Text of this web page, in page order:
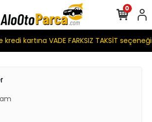
kartına VADE FARKSIZ TAKSİT
0